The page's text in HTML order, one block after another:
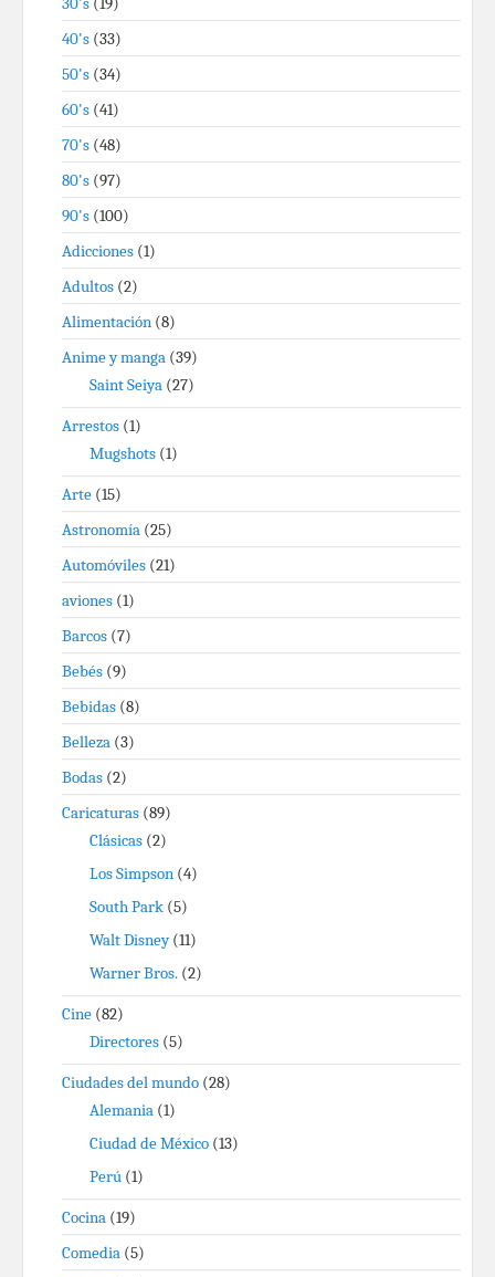
40's (33)
50's (34)
60's (41)
70's (48)
80's (97)
90's (100)
Adicciones (1)
Adultos (2)
Alimentación (8)
Anime y manga (39)
Saint Seiya (27)
Arrestos (1)
Mugshots (1)
Arte (15)
Astronomía (25)
Automóviles (21)
aviones (1)
Barcos (7)
Bebés (9)
Bebidas (8)
Belleza (3)
Bodas (2)
Caricaturas (89)
Clásicas (2)
Los Simpson (4)
South Park (5)
Walt Disney(11)
Warner Bros. (2)
Cine (82)
Directores (5)
Ciudades del mundo (28)
Alemania (1)
Ciudad de México (13)
Perú (1)
Cocina (19)
Comedia (5)